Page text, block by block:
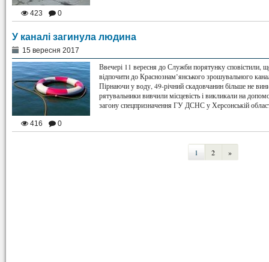
423 0
У каналі загинула людина
15 вересня 2017
Ввечері 11 вересня до Служби порятунку сповістили,
відпочити до Краснознам’янського зрошувального
Пірнаючи у воду, 49-річний скадовчанин більше не
рятувальники вивчили місцевість і викликали на
загону спецпризначення ГУ ДСНС у Херсонській
416 0
1 2 »